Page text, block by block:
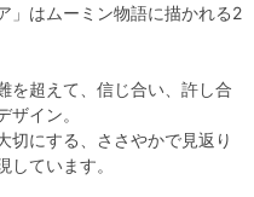
」はムーミン物語に描かれる2
を超えて、信じ合い、許し合
イン。
切にする、ささやかで見返り
ています。